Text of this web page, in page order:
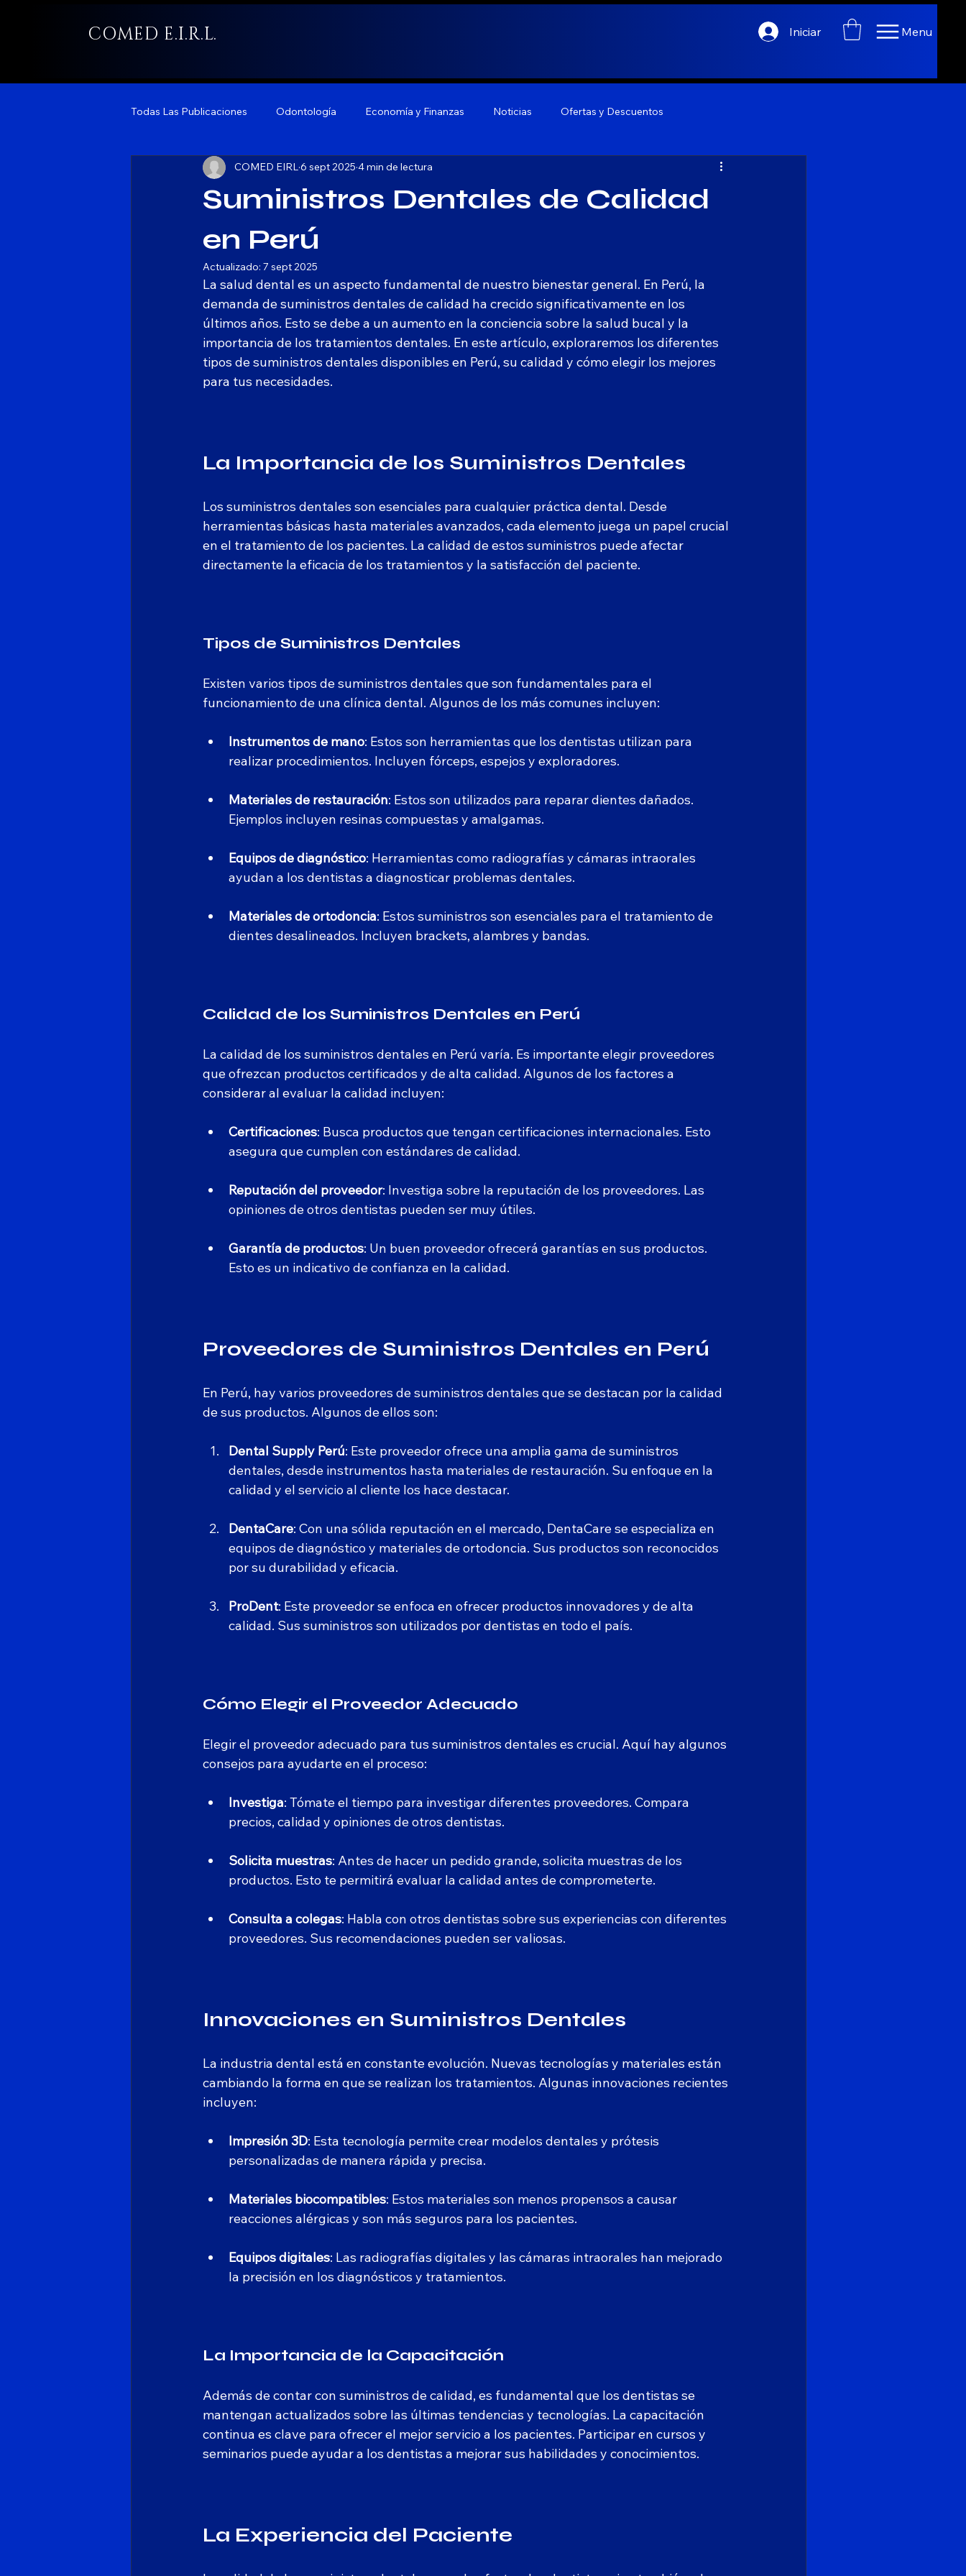
COMED E.I.R.L. Iniciar Menu
Todas Las Publicaciones Odontología Economía y Finanzas Noticias Ofertas y Descuentos
Suministros Dentales de Calidad
en Perú
COMED EIRL6 sept 2025 4 min de lectura
Actualizado: 7 sept 2025
La salud dental es un aspecto fundamental de nuestro bienestar general. En Perú, la
demanda de suministros dentales de calidad ha crecido significativamente en los
últimos años. Esto se debe a un aumento en la conciencia sobre la salud bucal y la
importancia de los tratamientos dentales. En este artículo, exploraremos los diferentes
tipos de suministros dentales disponibles en Perú, su calidad y cómo elegir los mejores
para tus necesidades.
La Importancia de los Suministros Dentales
Los suministros dentales son esenciales para cualquier práctica dental. Desde
herramientas básicas hasta materiales avanzados, cada elemento juega un papel crucial
en el tratamiento de los pacientes. La calidad de estos suministros puede afectar
directamente la eficacia de los tratamientos y la satisfacción del paciente.
Tipos de Suministros Dentales
Existen varios tipos de suministros dentales que son fundamentales para el
funcionamiento de una clínica dental. Algunos de los más comunes incluyen:
Instrumentos de mano: Estos son herramientas que los dentistas utilizan para
realizar procedimientos. Incluyen fórceps, espejos y exploradores.
Materiales de restauración: Estos son utilizados para reparar dientes dañados.
Ejemplos incluyen resinas compuestas y amalgamas.
Equipos de diagnóstico: Herramientas como radiografías y cámaras intraorales
ayudan a los dentistas a diagnosticar problemas dentales.
Materiales de ortodoncia: Estos suministros son esenciales para el tratamiento de
dientes desalineados. Incluyen brackets, alambres y bandas.
Calidad de los Suministros Dentales en Perú
La calidad de los suministros dentales en Perú varía. Es importante elegir proveedores
que ofrezcan productos certificados y de alta calidad. Algunos de los factores a
considerar al evaluar la calidad incluyen:
Certificaciones: Busca productos que tengan certificaciones internacionales. Esto
asegura que cumplen con estándares de calidad.
Reputación del proveedor: Investiga sobre la reputación de los proveedores. Las
opiniones de otros dentistas pueden ser muy útiles.
Garantía de productos: Un buen proveedor ofrecerá garantías en sus productos.
Esto es un indicativo de confianza en la calidad.
Proveedores de Suministros Dentales en Perú
En Perú, hay varios proveedores de suministros dentales que se destacan por la calidad
de sus productos. Algunos de ellos son:
Dental Supply Perú: Este proveedor ofrece una amplia gama de suministros
dentales, desde instrumentos hasta materiales de restauración. Su enfoque en la
calidad y el servicio al cliente los hace destacar.
DentaCare: Con una sólida reputación en el mercado, DentaCare se especializa en
equipos de diagnóstico y materiales de ortodoncia. Sus productos son reconocidos
por su durabilidad y eficacia.
ProDent: Este proveedor se enfoca en ofrecer productos innovadores y de alta
calidad. Sus suministros son utilizados por dentistas en todo el país.
Cómo Elegir el Proveedor Adecuado
Elegir el proveedor adecuado para tus suministros dentales es crucial. Aquí hay algunos
consejos para ayudarte en el proceso:
Investiga: Tómate el tiempo para investigar diferentes proveedores. Compara
precios, calidad y opiniones de otros dentistas.
Solicita muestras: Antes de hacer un pedido grande, solicita muestras de los
productos. Esto te permitirá evaluar la calidad antes de comprometerte.
Consulta a colegas: Habla con otros dentistas sobre sus experiencias con diferentes
proveedores. Sus recomendaciones pueden ser valiosas.
Innovaciones en Suministros Dentales
La industria dental está en constante evolución. Nuevas tecnologías y materiales están
cambiando la forma en que se realizan los tratamientos. Algunas innovaciones recientes
incluyen:
Impresión 3D: Esta tecnología permite crear modelos dentales y prótesis
personalizadas de manera rápida y precisa.
Materiales biocompatibles: Estos materiales son menos propensos a causar
reacciones alérgicas y son más seguros para los pacientes.
Equipos digitales: Las radiografías digitales y las cámaras intraorales han mejorado
la precisión en los diagnósticos y tratamientos.
La Importancia de la Capacitación
Además de contar con suministros de calidad, es fundamental que los dentistas se
mantengan actualizados sobre las últimas tendencias y tecnologías. La capacitación
continua es clave para ofrecer el mejor servicio a los pacientes. Participar en cursos y
seminarios puede ayudar a los dentistas a mejorar sus habilidades y conocimientos.
La Experiencia del Paciente